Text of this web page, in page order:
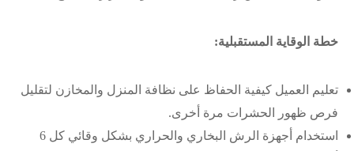
خطة الوقاية المستقبلية:
تعليم العميل كيفية الحفاظ على نظافة المنزل والمخازن لتقليل
فرص ظهور الحشرات مرة أخرى.
استخدام أجهزة الرش البخاري والحراري بشكل وقائي كل 6